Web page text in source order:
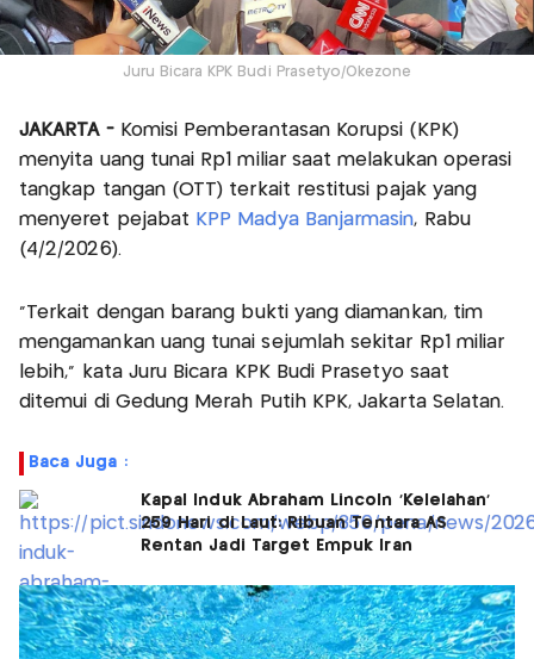
Juru Bicara KPK Budi Prasetyo/Okezone
JAKARTA -Komisi Pemberantasan Korupsi (KPK)
menyita uang tunai Rp1 miliar saat melakukan operasi
tangkap tangan (OTT) terkait restitusi pajak yang
menyeret pejabat KPP Madya Banjarmasin, Rabu
(4/2/2026).
"Terkait dengan barang bukti yang diamankan, tim
mengamankan uang tunai sejumlah sekitar Rp1 miliar
lebih," kata Juru Bicara KPK Budi Prasetyo saat
ditemui di Gedung Merah Putih KPK, Jakarta Selatan.
Baca Juga :
Kapal Induk Abraham Lincoln 'Kelelahan'
259 Hari di Laut: Ribuan Tentara AS
Rentan Jadi Target Empuk Iran